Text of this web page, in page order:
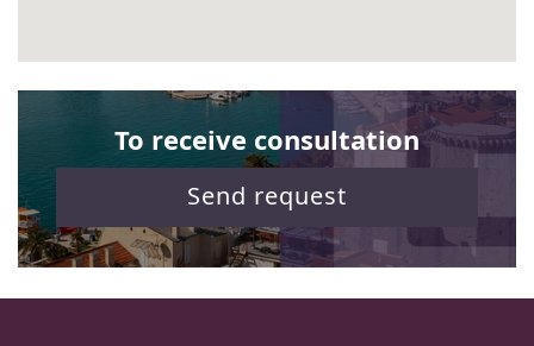
To receive consultation
Send request